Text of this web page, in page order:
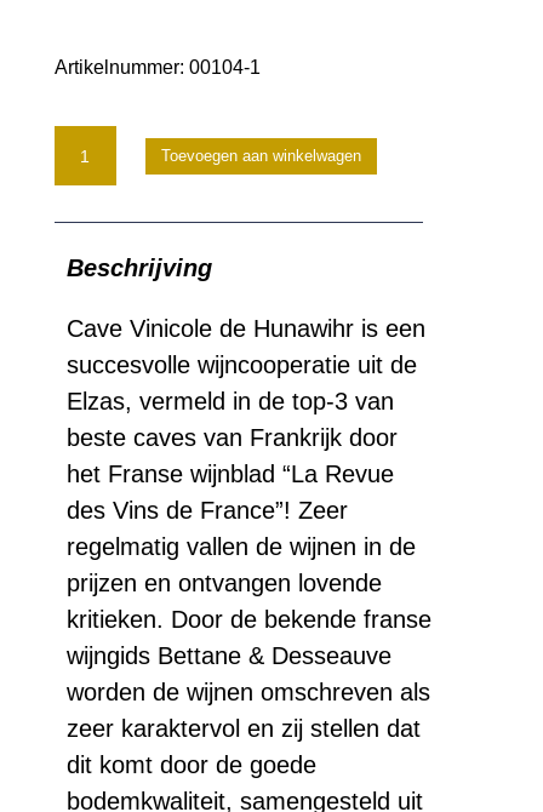
Artikelnummer: 00104-1
Kuhlmann-
Platz
Gris
aantal
Toevoegen aan winkelwagen
Beschrijving
Cave Vinicole de Hunawihr is een
succesvolle wijncooperatie uit de
Elzas, vermeld in de top-3 van
beste caves van Frankrijk door
het Franse wijnblad “La Revue
des Vins de France”! Zeer
regelmatig vallen de wijnen in de
prijzen en ontvangen lovende
kritieken. Door de bekende franse
wijngids Bettane & Desseauve
worden de wijnen omschreven als
zeer karaktervol en zij stellen dat
dit komt door de goede
bodemkwaliteit, samengesteld uit